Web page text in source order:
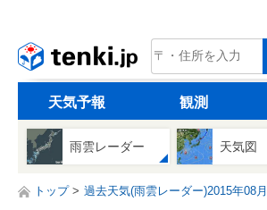
tenki.jp
天気予報 観測
雨雲レーダー 天気図
トップ 過去天気(雨雲レーダー)2015年08月